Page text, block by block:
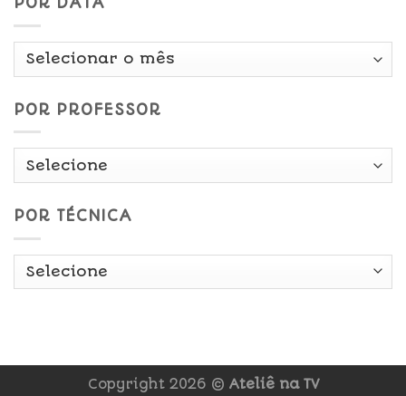
Por
POR PROFESSOR
POR TÉCNICA
Copyright 2026 © Ateliê na TV